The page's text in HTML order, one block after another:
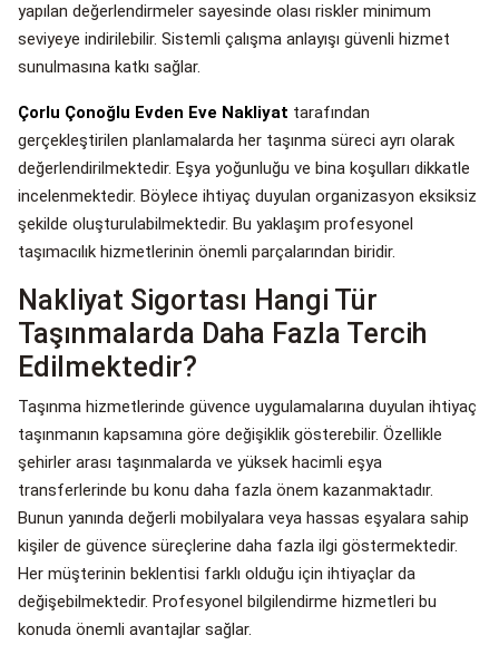
yapılan değerlendirmeler sayesinde olası riskler minimum
seviyeye indirilebilir. Sistemli çalışma anlayışı güvenli hizmet
sunulmasına katkı sağlar.
Çorlu Çonoğlu Evden Eve Nakliyat tarafından
gerçekleştirilen planlamalarda her taşınma süreci ayrı olarak
değerlendirilmektedir. Eşya yoğunluğu ve bina koşulları dikkatle
incelenmektedir. Böylece ihtiyaç duyulan organizasyon eksiksiz
şekilde oluşturulabilmektedir. Bu yaklaşım profesyonel
taşımacılık hizmetlerinin önemli parçalarından biridir.
Nakliyat Sigortası Hangi Tür
Taşınmalarda Daha Fazla Tercih
Edilmektedir?
Taşınma hizmetlerinde güvence uygulamalarına duyulan ihtiyaç
taşınmanın kapsamına göre değişiklik gösterebilir. Özellikle
şehirler arası taşınmalarda ve yüksek hacimli eşya
transferlerinde bu konu daha fazla önem kazanmaktadır.
Bunun yanında değerli mobilyalara veya hassas eşyalara sahip
kişiler de güvence süreçlerine daha fazla ilgi göstermektedir.
Her müşterinin beklentisi farklı olduğu için ihtiyaçlar da
değişebilmektedir. Profesyonel bilgilendirme hizmetleri bu
konuda önemli avantajlar sağlar.